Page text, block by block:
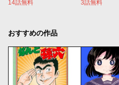
14話無料 3話無料
おすすめの作品